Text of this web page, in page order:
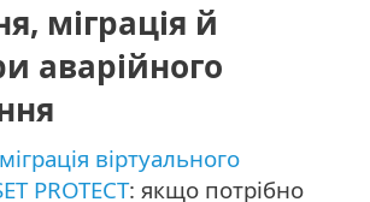
міграція й
аварійного
віртуального
PROTECT: якщо потрібно